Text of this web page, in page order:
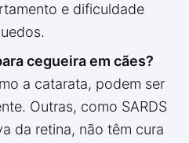
e dificuldade
cegueira em cães?
a catarata, podem ser
Outras, como SARDS
da retina, não têm cura